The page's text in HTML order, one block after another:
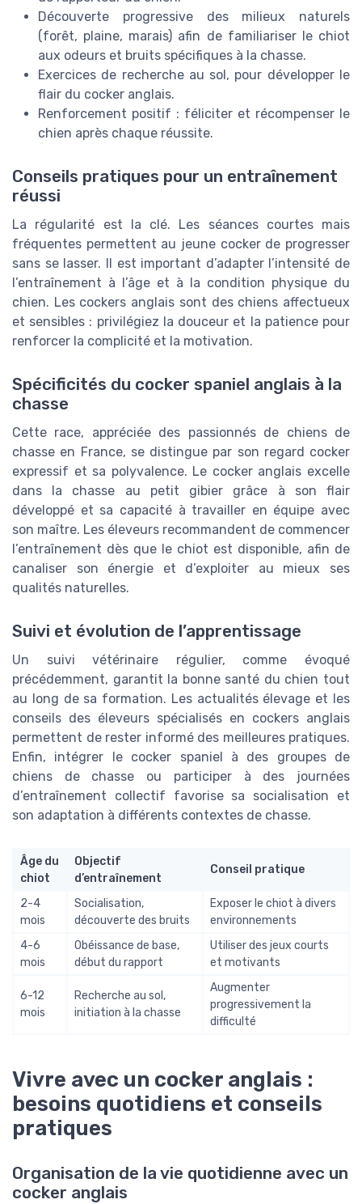
Découverte progressive des milieux naturels
(forêt, plaine, marais) afin de familiariser le chiot
aux odeurs et bruits spécifiques à la chasse.
Exercices de recherche au sol, pour développer le
flair du cocker anglais.
Renforcement positif : féliciter et récompenser le
chien après chaque réussite.
Conseils pratiques pour un entraînement
réussi
La régularité est la clé. Les séances courtes mais
fréquentes permettent au jeune cocker de progresser
sans se lasser. Il est important d’adapter l’intensité de
l’entraînement à l’âge et à la condition physique du
chien. Les cockers anglais sont des chiens affectueux
et sensibles : privilégiez la douceur et la patience pour
renforcer la complicité et la motivation.
Spécificités du cocker spaniel anglais à la
chasse
Cette race, appréciée des passionnés de chiens de
chasse en France, se distingue par son regard cocker
expressif et sa polyvalence. Le cocker anglais excelle
dans la chasse au petit gibier grâce à son flair
développé et sa capacité à travailler en équipe avec
son maître. Les éleveurs recommandent de commencer
l’entraînement dès que le chiot est disponible, afin de
canaliser son énergie et d’exploiter au mieux ses
qualités naturelles.
Suivi et évolution de l’apprentissage
Un suivi vétérinaire régulier, comme évoqué
précédemment, garantit la bonne santé du chien tout
au long de sa formation. Les actualités élevage et les
conseils des éleveurs spécialisés en cockers anglais
permettent de rester informé des meilleures pratiques.
Enfin, intégrer le cocker spaniel à des groupes de
chiens de chasse ou participer à des journées
d’entraînement collectif favorise sa socialisation et
son adaptation à différents contextes de chasse.
Âge du
chiot
Objectif
d’entraînement
Conseil pratique
2-4
mois
Socialisation,
découverte des bruits
Exposer le chiot à divers
environnements
4-6
mois
Obéissance de base,
début du rapport
Utiliser des jeux courts
et motivants
6-12
mois
Recherche au sol,
initiation à la chasse
Augmenter
progressivement la
difficulté
Vivre avec un cocker anglais :
besoins quotidiens et conseils
pratiques
Organisation de la vie quotidienne avec un
cocker anglais